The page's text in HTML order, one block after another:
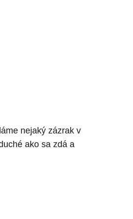
nejaký zázrak v
ako sa zdá a